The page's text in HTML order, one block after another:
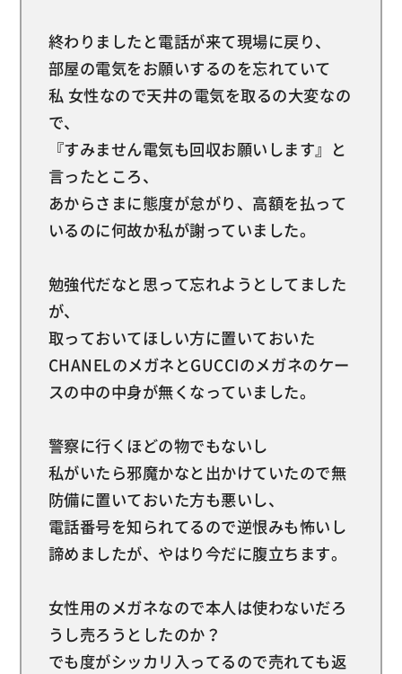
終わりましたと電話が来て現場に戻り、
部屋の電気をお願いするのを忘れていて
私 女性なので天井の電気を取るの大変なの
で、
『すみません電気も回収お願いします』と
言ったところ、
あからさまに態度が怠がり、高額を払って
いるのに何故か私が謝っていました。
勉強代だなと思って忘れようとしてました
が、
取っておいてほしい方に置いておいた
CHANELのメガネとGUCCIのメガネのケー
スの中の中身が無くなっていました。
警察に行くほどの物でもないし
私がいたら邪魔かなと出かけていたので無
防備に置いておいた方も悪いし、
電話番号を知られてるので逆恨みも怖いし
諦めましたが、やはり今だに腹立ちます。
女性用のメガネなので本人は使わないだろ
うし売ろうとしたのか？
でも度がシッカリ入ってるので売れても返